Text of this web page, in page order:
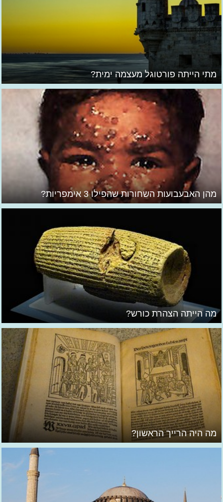
מתי הייתה פורטוגל מעצמה ימית?
מהן האבעבועות השחורות שהפילו 3 אימפריות?
מה הייתה הצהרת כורש?
מה היה הרייך הראשון?